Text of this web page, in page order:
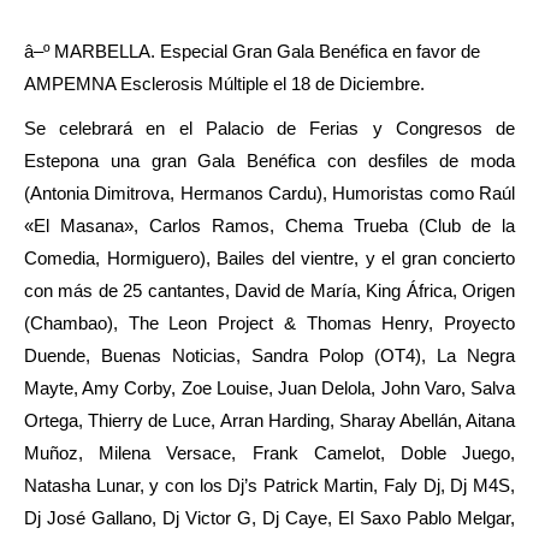
â–º MARBELLA. Especial Gran Gala Benéfica en favor de
AMPEMNA Esclerosis Múltiple el 18 de Diciembre.
Se celebrará en el Palacio de Ferias y Congresos de
Estepona una gran Gala Benéfica con desfiles de moda
(Antonia Dimitrova, Hermanos Cardu), Humoristas como Raúl
«El Masana», Carlos Ramos, Chema Trueba (Club de la
Comedia, Hormiguero), Bailes del vientre, y el gran concierto
con más de 25 cantantes, David de María, King África, Origen
(Chambao), The Leon Project & Thomas Henry, Proyecto
Duende, Buenas Noticias, Sandra Polop (OT4), La Negra
Mayte, Amy Corby, Zoe Louise, Juan Delola, John Varo, Salva
Ortega, Thierry de Luce, Arran Harding, Sharay Abellán, Aitana
Muñoz, Milena Versace, Frank Camelot, Doble Juego,
Natasha Lunar, y con los Dj’s Patrick Martin, Faly Dj, Dj M4S,
Dj José Gallano, Dj Victor G, Dj Caye, El Saxo Pablo Melgar,